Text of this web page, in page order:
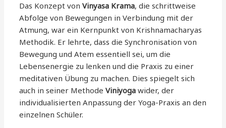
Das Konzept vonVinyasa Krama, die schrittweise
Abfolge von Bewegungen in Verbindung mit der
Atmung, war ein Kernpunkt von Krishnamacharyas
Methodik. Er lehrte, dass die Synchronisation von
Bewegung und Atem essentiell sei, um die
Lebensenergie zu lenken und die Praxis zu einer
meditativen Übung zu machen. Dies spiegelt sich
auch in seiner MethodeViniyoga wider, der
individualisierten Anpassung der Yoga-Praxis an den
einzelnen Schüler.